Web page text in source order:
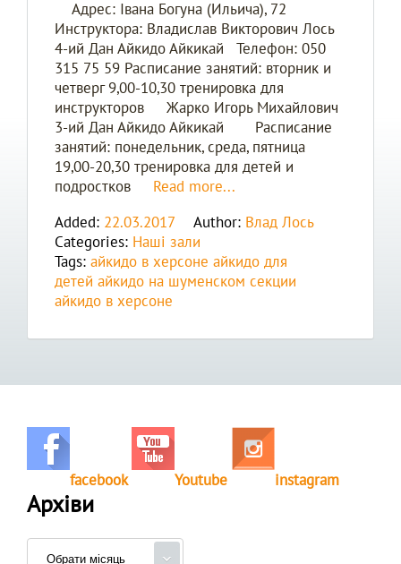
Адрес: Івана Богуна (Ильича), 72
Инструктора: Владислав Викторович Лось
4-ий Дан Айкидо Айкикай Телефон: 050
315 75 59 Расписание занятий: вторник и
четверг 9,00-10,30 тренировка для
инструкторов Жарко Игорь Михайлович
3-ий Дан Айкидо Айкикай Расписание
занятий: понедельник, среда, пятница
19,00-20,30 тренировка для детей и
подростков Read more...
Added: 22.03.2017 Author: Влад Лось
Categories: Наші зали
Tags: айкидо в херсоне айкидо для
детей айкидо на шуменском секции
айкидо в херсоне
facebook Youtube instagram
Архіви